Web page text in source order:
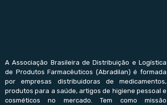
A Associação Brasileira de Distribuição e Logística
de Produtos Farmacêuticos (Abradilan) é formada
por empresas distribuidoras de medicamentos,
produtos para a saúde, artigos de higiene pessoal e
cosméticos no mercado. Tem como missão